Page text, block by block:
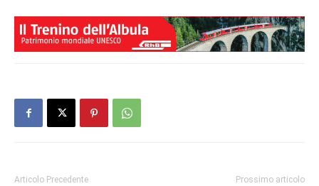
Articolo Precedente Prossimo articolo